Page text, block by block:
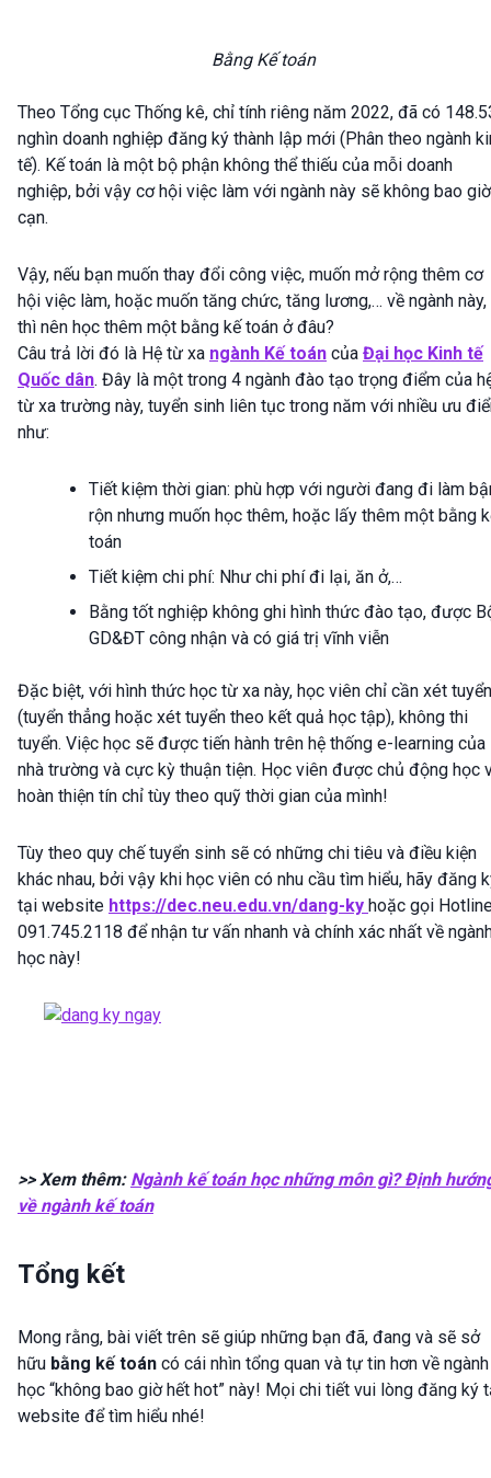
Bằng Kế toán
Theo Tổng cục Thống kê, chỉ tính riêng năm 2022, đã có
nghìn doanh nghiệp đăng ký thành lập mới (Phân theo ngành
tế). Kế toán là một bộ phận không thể thiếu của mỗi doanh
nghiệp, bởi vậy cơ hội việc làm với ngành này sẽ không bao giờ
cạn.
Vậy, nếu bạn muốn thay đổi công việc, muốn mở rộng thêm cơ
hội việc làm, hoặc muốn tăng chức, tăng lương,… về ngành này,
thì nên học thêm một bằng kế toán ở đâu?
Câu trả lời đó là Hệ từ xa ngành Kế toán của Đại học Kinh tế
Quốc dân. Đây là một trong 4 ngành đào tạo trọng điểm của
từ xa trường này, tuyển sinh liên tục trong năm với nhiều ưu
như:
Tiết kiệm thời gian: phù hợp với người đang đi làm
rộn nhưng muốn học thêm, hoặc lấy thêm một bằng
toán
Tiết kiệm chi phí: Như chi phí đi lại, ăn ở,…
Bằng tốt nghiệp không ghi hình thức đào tạo, được
GD&ĐT công nhận và có giá trị vĩnh viễn
Đặc biệt, với hình thức học từ xa này, học viên chỉ cần xét tuyển
(tuyển thẳng hoặc xét tuyển theo kết quả học tập), không thi
tuyển. Việc học sẽ được tiến hành trên hệ thống e-learning của
nhà trường và cực kỳ thuận tiện. Học viên được chủ động học
hoàn thiện tín chỉ tùy theo quỹ thời gian của mình!
Tùy theo quy chế tuyển sinh sẽ có những chi tiêu và điều kiện
khác nhau, bởi vậy khi học viên có nhu cầu tìm hiểu, hãy đăng
tại website https://dec.neu.edu.vn/dang-ky hoặc gọi
091.745.2118 để nhận tư vấn nhanh và chính xác nhất về
học này!
>> Xem thêm: Ngành kế toán học những môn gì? Định
về ngành kế toán
Tổng kết
Mong rằng, bài viết trên sẽ giúp những bạn đã, đang và sẽ sở
hữu bằng kế toán có cái nhìn tổng quan và tự tin hơn về ngành
học “không bao giờ hết hot” này! Mọi chi tiết vui lòng đăng ký
website để tìm hiểu nhé!